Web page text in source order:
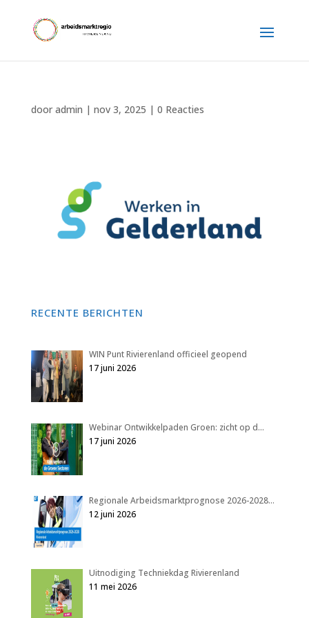
door admin | nov 3, 2025 | 0 Reacties
RECENTE BERICHTEN
WIN Punt Rivierenland officieel geopend
17 juni 2026
Webinar Ontwikkelpaden Groen: zicht op d…
17 juni 2026
Regionale Arbeidsmarktprognose 2026-2028…
12 juni 2026
Uitnodiging Techniekdag Rivierenland
11 mei 2026